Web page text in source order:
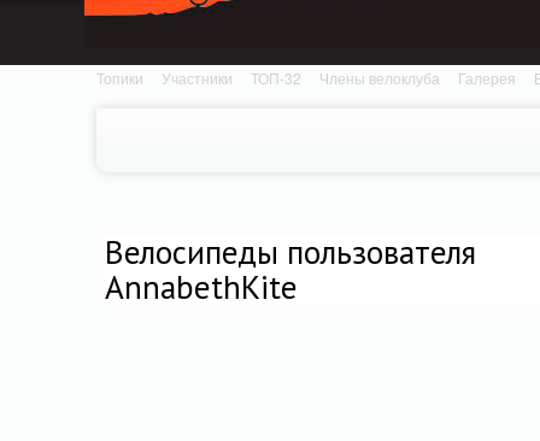
Топики Участники ТОП-32 Члены велоклуба Галерея
Велосипеды пользователя
AnnabethKite